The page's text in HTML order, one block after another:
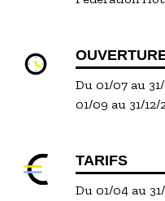
Du 01/07 au
01/09 au 31/
TARIFS
Du 01/04 au